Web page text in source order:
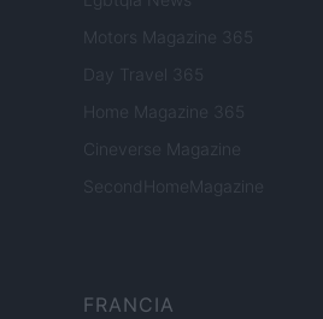
Motors Magazine 365
Day Travel 365
Home Magazine 365
Cineverse Magazine
SecondHomeMagazine
FRANCIA